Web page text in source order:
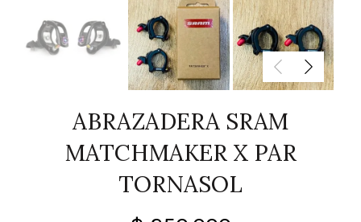
ABRAZADERA SRAM
MATCHMAKER X PAR
TORNASOL